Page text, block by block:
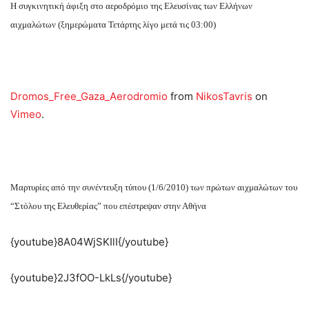
Η συγκινητική άφιξη στο αεροδρόμιο της Ελευσίνας των Ελλήνων
αιχμαλώτων (ξημερώματα Τετάρτης λίγο μετά τις 03:00)
Dromos_Free_Gaza_Aerodromio from NikosTavris on
Vimeo.
Μαρτυρίες από την συνέντευξη τύπου (1/6/2010) των πρώτων αιχμαλώτων του
“Στόλου της Ελευθερίας” που επέστρεψαν στην Αθήνα
{youtube}8A04WjSKIlI{/youtube}
{youtube}2J3fOO-LkLs{/youtube}